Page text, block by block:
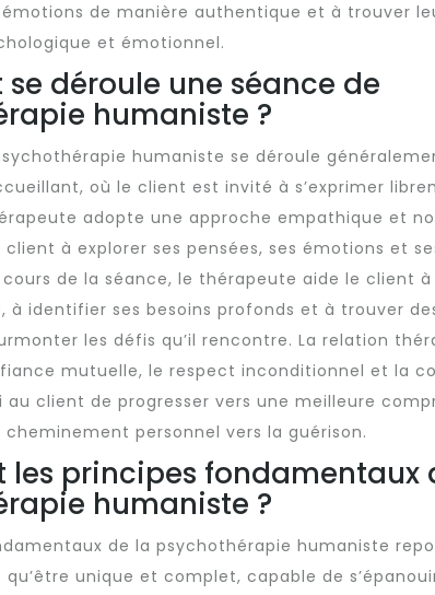
de manière authentique et à trouver
et émotionnel.
déroule une séance de
humaniste ?
humaniste se déroule
où le client est invité à s’exprimer
adopte une approche empathique et
à explorer ses pensées, ses émotions et
cours de la séance, le thérapeute aide le client
à identifier ses besoins profonds et à trouver
les défis qu’il rencontre. La relation
mutuelle, le respect inconditionnel et la
client de progresser vers une meilleure
personnel vers la guérison.
les principes fondamentaux
humaniste ?
de la psychothérapie humaniste
qu’être unique et complet, capable de